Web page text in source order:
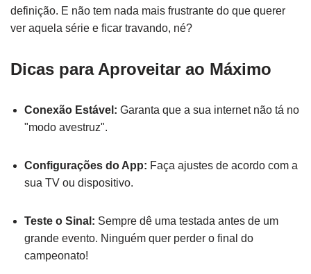
definição. E não tem nada mais frustrante do que querer
ver aquela série e ficar travando, né?
Dicas para Aproveitar ao Máximo
Conexão Estável: Garanta que a sua internet não tá no
"modo avestruz".
Configurações do App: Faça ajustes de acordo com a
sua TV ou dispositivo.
Teste o Sinal: Sempre dê uma testada antes de um
grande evento. Ninguém quer perder o final do
campeonato!